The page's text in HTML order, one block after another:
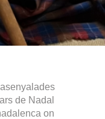
de Nadal
on